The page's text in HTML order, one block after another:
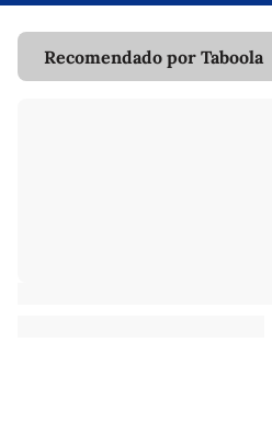
Recomendado por Taboola